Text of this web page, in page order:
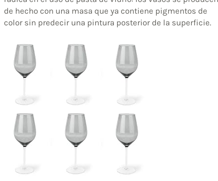
de hecho con una masa que ya contiene pigmentos de
color sin predecir una pintura posterior de la superficie.